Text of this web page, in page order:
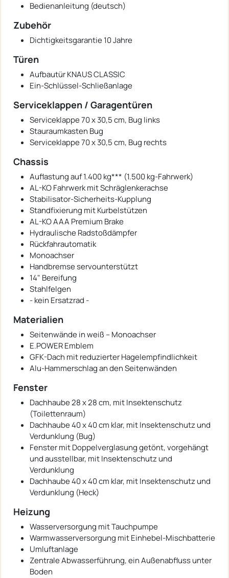
Bedienanleitung (deutsch)
Zubehör
Dichtigkeitsgarantie 10 Jahre
Türen
Aufbautür KNAUS CLASSIC
Ein-Schlüssel-Schließanlage
Serviceklappen / Garagentüren
Serviceklappe 70 x 30,5 cm, Bug links
Stauraumkasten Bug
Serviceklappe 70 x 30,5 cm, Bug rechts
Chassis
Auflastung auf 1.400 kg*** (1.500 kg-Fahrwerk)
AL-KO Fahrwerk mit Schräglenkerachse
Stabilisator-Sicherheits-Kupplung
Standfixierung mit Kurbelstützen
AL-KO AAA Premium Brake
Hydraulische Radstoßdämpfer
Rückfahrautomatik
Monoachser
Handbremse servounterstützt
14" Bereifung
Stahlfelgen
- kein Ersatzrad -
Materialien
Seitenwände in weiß – Monoachser
E.POWER Emblem
GFK-Dach mit reduzierter Hagelempfindlichkeit
Alu-Hammerschlag an den Seitenwänden
Fenster
Dachhaube 28 x 28 cm, mit Insektenschutz
(Toilettenraum)
Dachhaube 40 x 40 cm klar, mit Insektenschutz und
Verdunklung (Bug)
Fenster mit Doppelverglasung getönt, vorgehängt
und ausstellbar, mit Insektenschutz und
Verdunklung
Dachhaube 40 x 40 cm klar, mit Insektenschutz und
Verdunklung (Heck)
Heizung
Wasserversorgung mit Tauchpumpe
Warmwasserversorgung mit Einhebel-Mischbatterie
Umluftanlage
Zentrale Abwasserführung, ein Außenabfluss unter
Boden